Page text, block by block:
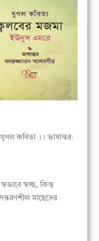
স্বচ্ছ, কিন্তু
মাছেদের